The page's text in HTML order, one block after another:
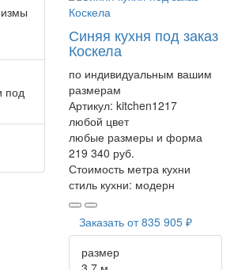
под
Синяя кухня под заказ
Коскела
по индивидуальным вашим
размерам
Артикул: kitchen1217
любой цвет
любые размеры и форма
219 340 руб.
Стоимость метра кухни
стиль кухни: модерн
Заказать от835 905 ₽
размер